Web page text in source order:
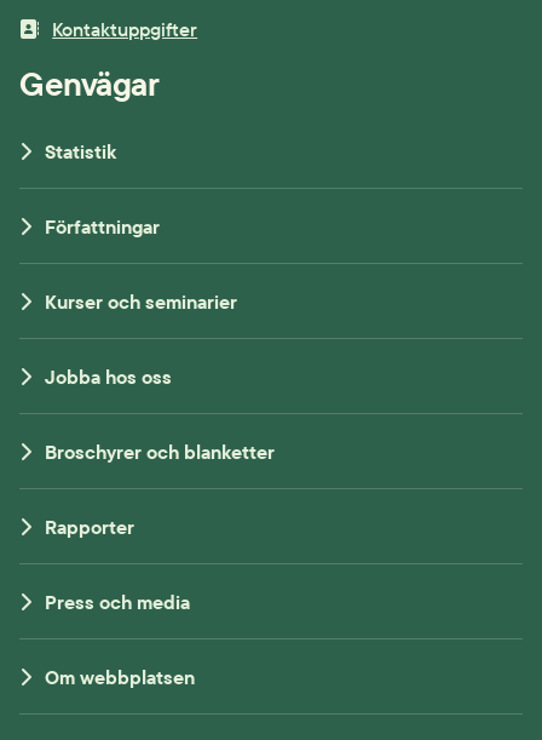
Kontaktuppgifter
Genvägar
Statistik
Författningar
Kurser och seminarier
Jobba hos oss
Broschyrer och blanketter
Rapporter
Press och media
Om webbplatsen